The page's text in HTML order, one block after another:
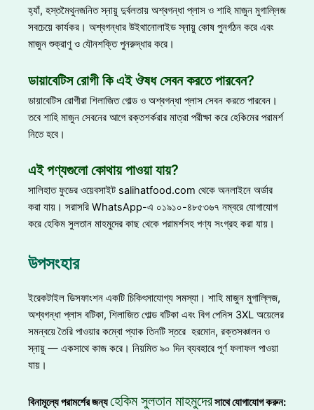
হ্যাঁ, হস্তমৈথুনজনিত স্নায়ু দুর্বলতায় অশ্বগন্ধা প্লাস ও শাহি মাজুন মুগাল্লিজ
সবচেয়ে কার্যকর। অশ্বগন্ধার উইথানোলাইড স্নায়ু কোষ পুনর্গঠন করে এবং
মাজুন শুক্রাণু ও যৌনশক্তি পুনরুদ্ধার করে।
ডায়াবেটিস রোগী কি এই ঔষধ সেবন করতে পারবেন?
ডায়াবেটিস রোগীরা শিলাজিত গোল্ড ও অশ্বগন্ধা প্লাস সেবন করতে পারবেন।
তবে শাহি মাজুন সেবনের আগে রক্তশর্করার মাত্রা পরীক্ষা করে হেকিমের পরামর্শ
নিতে হবে।
এই পণ্যগুলো কোথায় পাওয়া যায়?
সালিহাত ফুডের ওয়েবসাইট salihatfood.com থেকে অনলাইনে অর্ডার
করা যায়। সরাসরি WhatsApp-এ ০১৯১০-৪৮৫৩৬৭ নম্বরে যোগাযোগ
করে হেকিম সুলতান মাহমুদের কাছ থেকে পরামর্শসহ পণ্য সংগ্রহ করা যায়।
উপসংহার
ইরেকটাইল ডিসফাংশন একটি চিকিৎসাযোগ্য সমস্যা। শাহি মাজুন মুগাল্লিজ,
অশ্বগন্ধা প্লাস বটিকা, শিলাজিত গোল্ড বটিকা এবং বিগ পেনিস 3XL অয়েলের
সমন্বয়ে তৈরি পাওয়ার কম্বো প্যাক তিনটি স্তরে হরমোন, রক্তসঞ্চালন ও
স্নায়ু — একসাথে কাজ করে। নিয়মিত ৯০ দিন ব্যবহারে পূর্ণ ফলাফল পাওয়া
যায়।
বিনামূল্যে পরামর্শের জন্যহেকিম সুলতান মাহমুদেরসাথে যোগাযোগ করুন: